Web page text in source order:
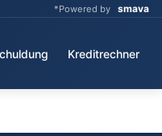
*Powered by smava
Kreditrechner